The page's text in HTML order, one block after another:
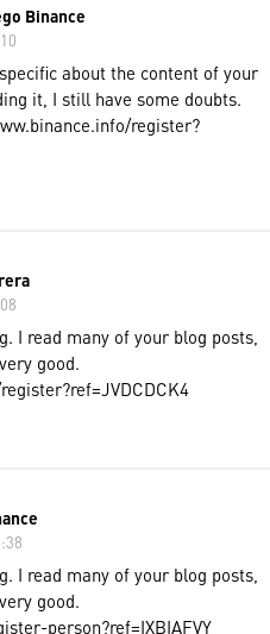
Binance
about the content of your
it, I still have some doubts.
register?
I read many of your blog posts,
good.
I read many of your blog posts,
good.
person?ref=IXBIAFVY